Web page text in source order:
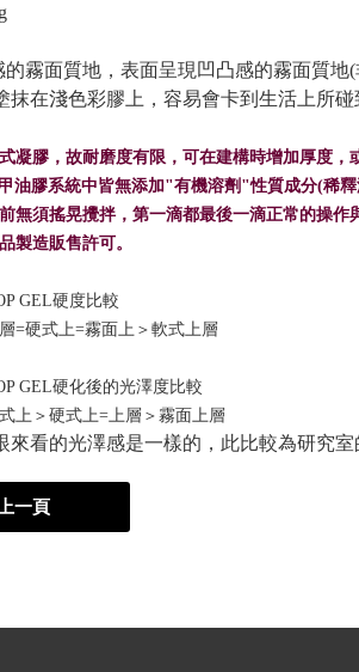
霧面質地，表面呈現凹凸感的霧面質地
在淺色彩膠上，容易會卡到生活上所碰
凝膠，故耐磨度有限，可在建構時增加厚度，
油膠系統中皆無添加"有機溶劑"性質成分(稀
無須搖晃攪拌，第一滴都最後一滴正常的操作
製造販售許可。
GEL硬度比較
=硬式上=霧面上＞軟式上層
GEL硬化後的光澤度比較
上＞硬式上=上層＞霧面上層
來看的光澤感是一樣的，此比較為研究室
上一頁